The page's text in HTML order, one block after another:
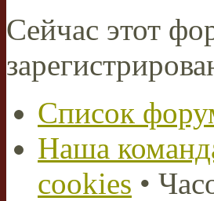
Сейчас этот
Список
Наша
cookies •